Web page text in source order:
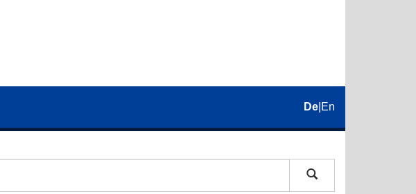
De En